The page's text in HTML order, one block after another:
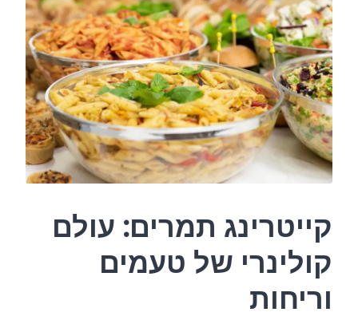
קייטרינג תמרים: עולם
קולינרי של טעמים
וריחות